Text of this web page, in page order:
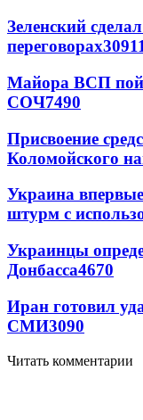
Зеленский
переговорах30911
Майора ВСП
СОЧ7490
Присвоение
Коломойского
Украина
штурм с
Украинцы
Донбасса4670
Иран готовил
СМИ3090
Читать комментарии